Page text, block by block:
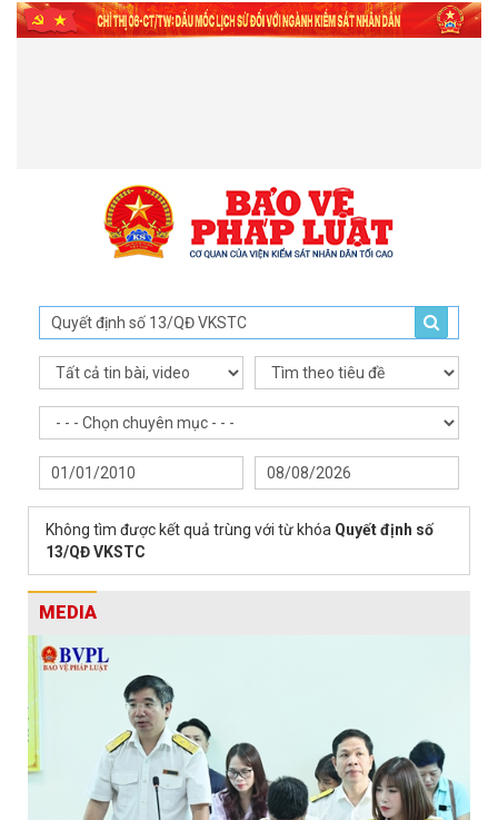
Không tìm được kết quả trùng với từ khóa Quyết định số
13/QĐ VKSTC
MEDIA